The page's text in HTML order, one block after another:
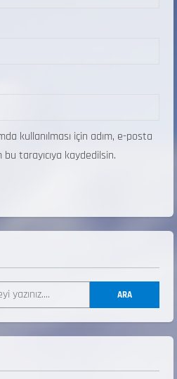
kullanılması için adım, e-posta
tarayıcıya kaydedilsin.
ARA
2026
GÖREVLİ LİSTESİ